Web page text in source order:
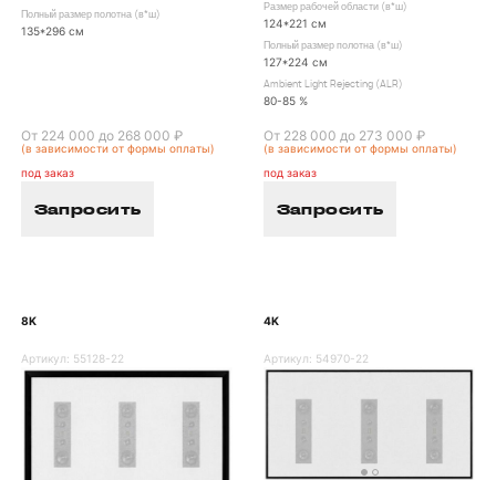
Полный размер полотна (в*ш)
135*296 см
От 224 000 до 268 000 ₽
(в зависимости от формы оплаты)
под заказ
Запросить
Размер рабочей области (в*ш)
124*221 см
Полный размер полотна (в*ш)
127*224 см
Ambient Light Rejecting (ALR)
80-85 %
От 228 000 до 273 000 ₽
(в зависимости от формы оплаты)
под заказ
Запросить
8K
Артикул: 55128-22
4K
Артикул: 54970-22